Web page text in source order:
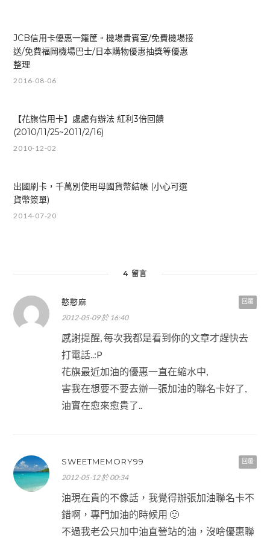
JCB信用卡優惠一籮筐。機場貴賓室/免費機場接
送/免費福岡機場巴士/日本購物優惠抽獎等優惠
整理
2016-08-06
【花旗信用卡】處處有辦法 紅利3倍回饋
(2010/11/25~2011/2/16)
2010-12-02
出國刷卡，千萬別使用母國貨幣結帳 (小心可選
貨幣簽單)
2014-07-20
4 留言
回覆
憨憨麻
2012-05-09 於 16:40
感謝提醒, 每次我都是看到你的文章才趕快去
打電話..:P
花旗最近加油的優惠一直在縮水中,
害我在想要不要去辦一張加油的聯名卡好了,
油實在愈來愈貴了..
回覆
SWEETMEMORY99
2012-05-12 於 00:34
油現在貴的不像話，我覺得辦張加油聯名卡不
錯啊，專門加油的時候用 🙂
不過我老公只加中油直營站的油，沒啥優惠聯